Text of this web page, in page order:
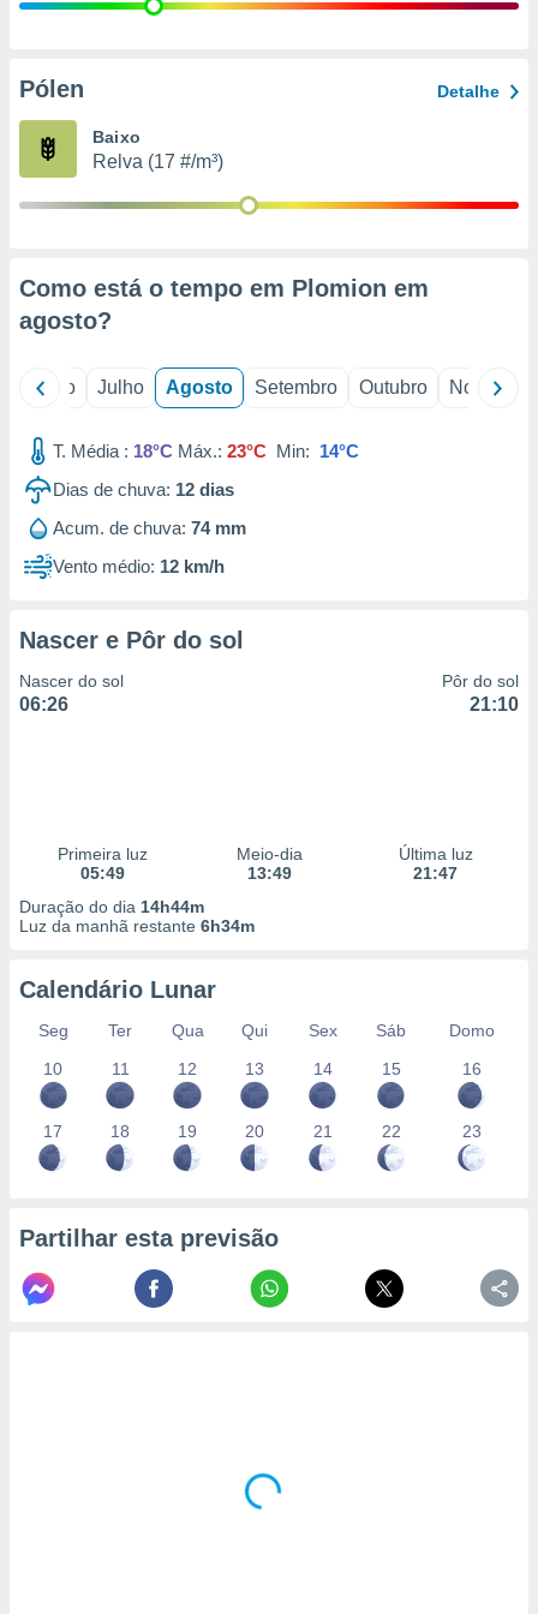
e
de
Pólen Detalhe
Baixo
Relva (17 #/m³)
Como está o tempo em Plomion em
agosto?
Junho Julho Agosto Setembro Outubro Novembro
T. Média : 18°C Máx.: 23°C Min: 14°C
Dias de chuva: 12 dias
Acum. de chuva: 74 mm
Vento médio: 12 km/h
Nascer e Pôr do sol
Nascer do sol
06:26
Pôr do sol
21:10
Primeira luz
05:49
Meio-dia
13:49
Última luz
21:47
Duração do dia 14h44m
Luz da manhã restante 6h34m
Calendário Lunar
Seg Ter Qua Qui Sex Sáb
Domo
10
11 12 13 14 15 16
17 18 19 20 21 22 23
Partilhar esta previsão